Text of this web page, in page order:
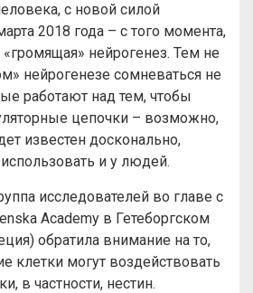
с новой силой
2018 года – с того момента,
«громящая» нейрогенез. Тем не
нейрогенезе сомневаться не
работают над тем, чтобы
цепочки – возможно,
известен досконально,
и у людей.
исследователей во главе с
Academy в Гетеборгском
обратила внимание на то,
клетки могут воздействовать
в частности, нестин.